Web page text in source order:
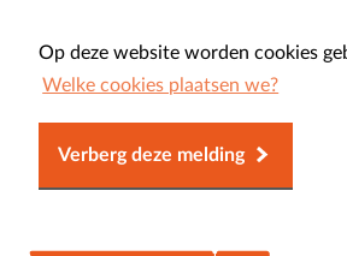
Op deze website worden cookies
Welke cookies plaatsen we?
Verberg deze melding